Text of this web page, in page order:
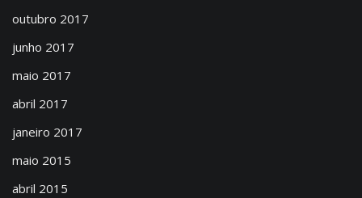
outubro 2017
junho 2017
maio 2017
abril 2017
janeiro 2017
maio 2015
abril 2015